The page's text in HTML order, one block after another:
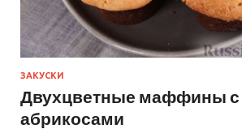
ЗАКУСКИ
Двухцветные маффины с
абрикосами